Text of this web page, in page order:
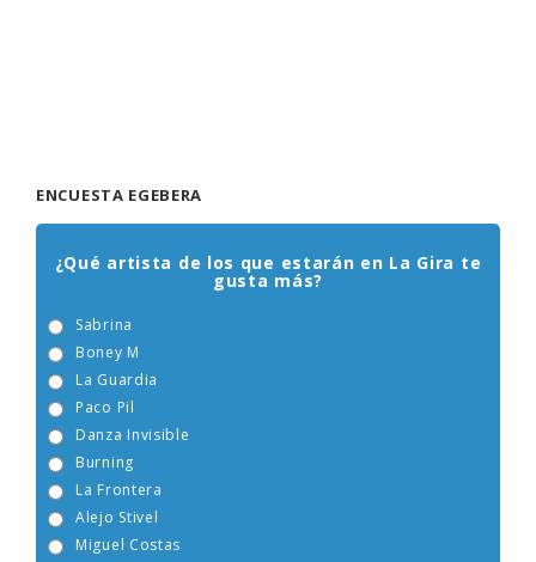
¿Qué artista de los que estarán en La Gira te
gusta más?
Boney M
Burning
Alejo Stivel